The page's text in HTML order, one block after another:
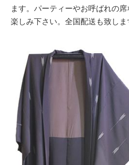
ます。パーティーやお呼ばれの
楽しみ下さい。全国配送も致しま